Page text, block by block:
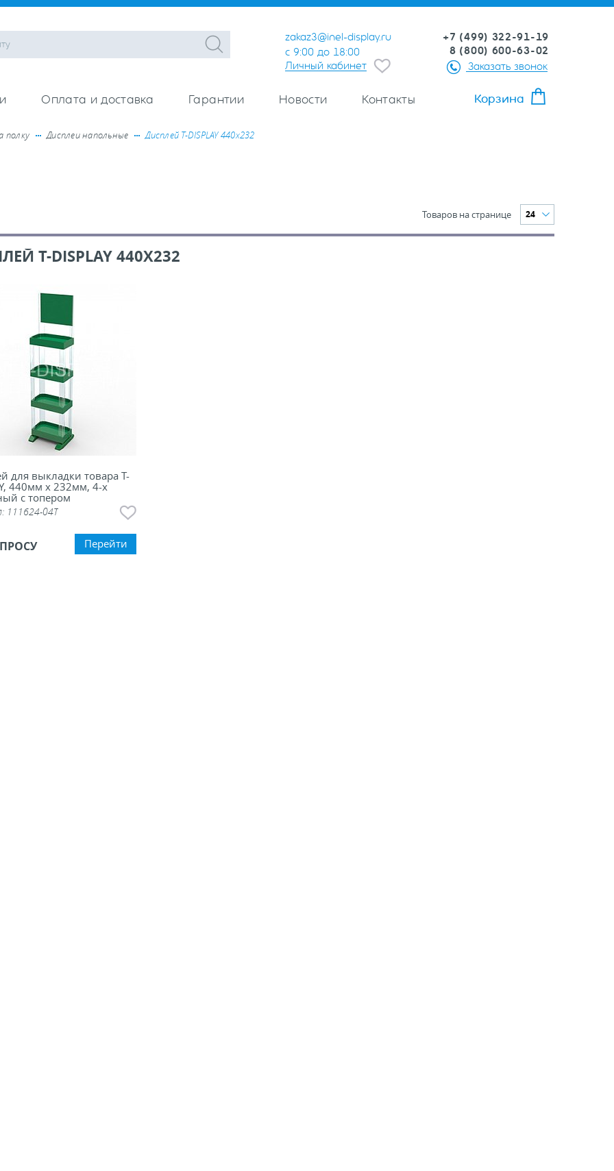
zakaz3@inel-display.ru
с 9:00 до 18:00
Личный кабинет
+7 (499) 322-91-19
8 (800) 600-63-02
Заказать звонок
Оплата и доставка Гарантии Новости Контакты Корзина
полку Дисплеи напольные Дисплей Т-DISPLAY 440х232
Товаров на странице 24
Т-DISPLAY 440Х232
для выкладки товара Т-
440мм х 232мм, 4-х
с топером
111624-04T
Перейти